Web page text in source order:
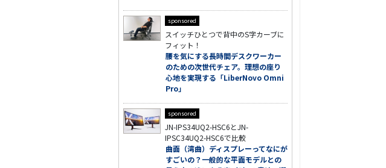
sponsored
スイッチひとつで背中のS字カーブに
フィット！
腰を気にする長時間デスクワーカー
のための次世代チェア。理想の座り
心地を実現する「LiberNovo Omni
Pro」
sponsored
JN-IPS34UQ2-HSC6とJN-
IPSC34UQ2-HSC6で比較
曲面（湾曲）ディスプレーってなにが
すごいの？一般的な平面モデルとの